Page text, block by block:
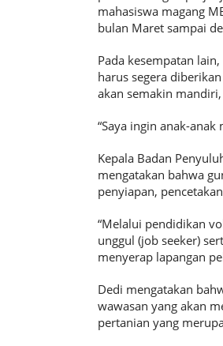
mahasiswa magang
bulan Maret sampai
Pada kesempatan
harus segera
akan semakin
“Saya ingin anak-
Kepala Badan
mengatakan bahwa
penyiapan,
“Melalui pendidikan
unggul (job seeker)
menyerap lapangan
Dedi mengatakan
wawasan yang akan
pertanian yang